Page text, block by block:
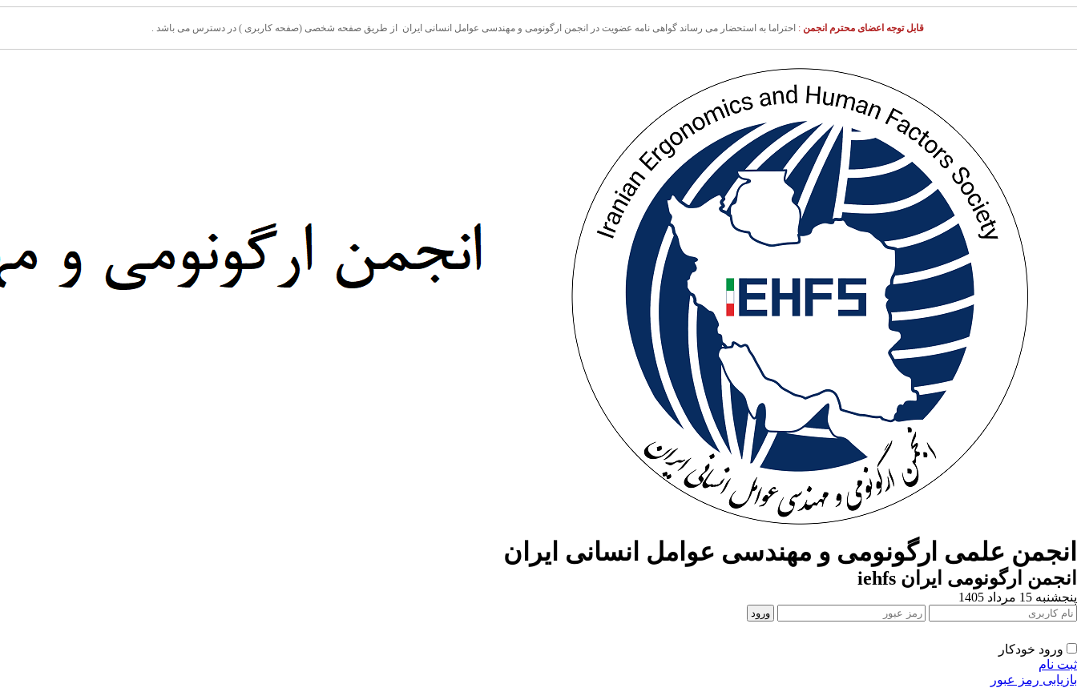
قابل توجه اعضای محترم انجمن : احتراما به استحضار می رساند گواهی نامه عضویت در انجمن ارگونومی و مهندسی عوامل انسانی ایران از طریق صفحه شخصی (صفحه کاربری ) در دسترس می باشد .
انجمن علمی ارگونومی و مهندسی عوامل انسانی ایران
انجمن ارگونومی ایران iehfs
پنجشنبه 15 مرداد 1405
ورود خودکار
ثبت نام
بازیابی رمز عبور